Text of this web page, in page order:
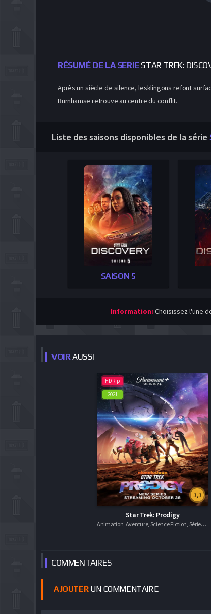
RÉSUMÉ DE LA SERIESTAR TREK:
Après un siècle de silence, lesklingons refont
Burnhamse retrouve au centre du conflit.
Liste des saisons disponibles de la série
SAISON 5
Information: Choisissez l'une
VOIRAUSSI
HDRip
2021
3,3
Star Trek: Prodigy
Animation, Aventure, Science Fiction, Séries VF
COMMENTAIRES
AJOUTERUN COMMENTAIRE